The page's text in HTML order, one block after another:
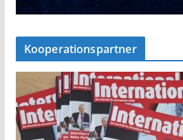
Kooperationspartner